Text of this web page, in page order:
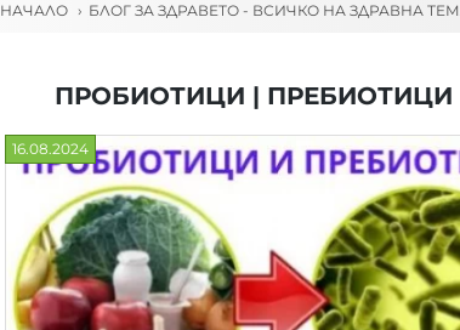
НАЧАЛО БЛОГ ЗА ЗДРАВЕТО - ВСИЧКО НА ЗДРАВНА
ПРОБИОТИЦИ | ПРЕБИОТИЦИ
16.08.2024